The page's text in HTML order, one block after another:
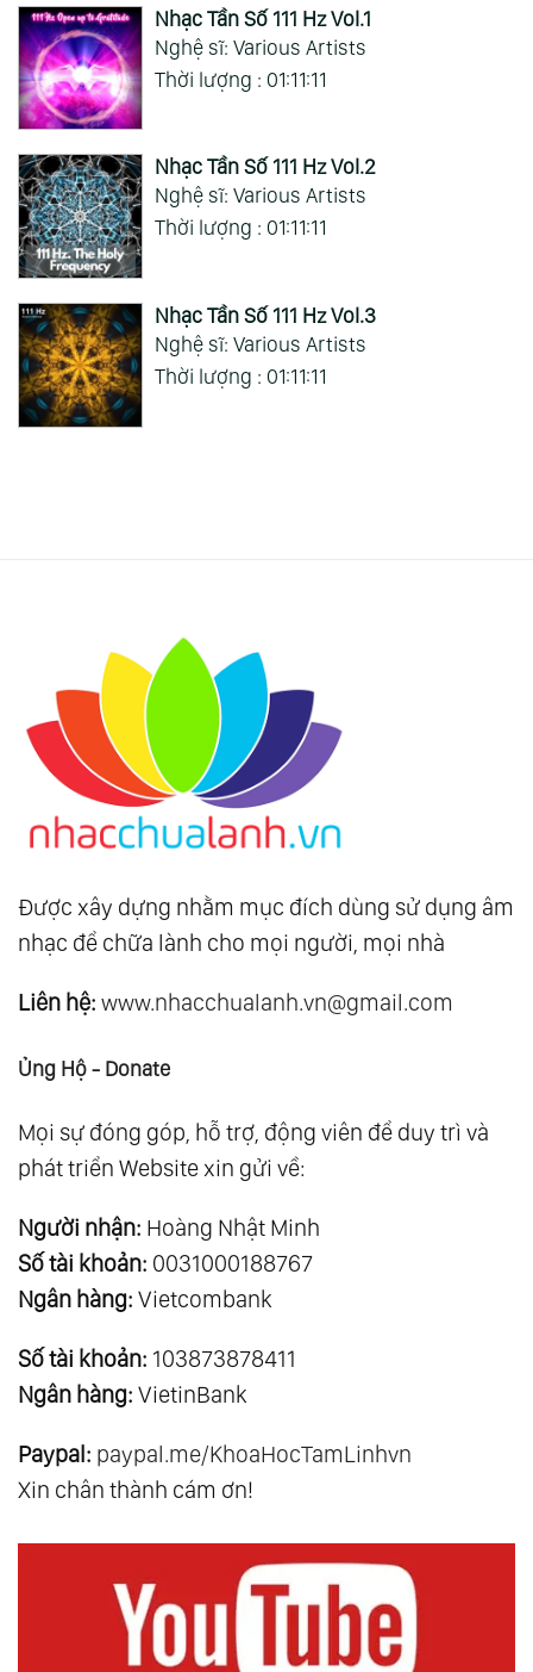
Nhạc Tần Số 111 Hz Vol.1
Nghệ sĩ: Various Artists
Thời lượng : 01:11:11
Nhạc Tần Số 111 Hz Vol.2
Nghệ sĩ: Various Artists
Thời lượng : 01:11:11
Nhạc Tần Số 111 Hz Vol.3
Nghệ sĩ: Various Artists
Thời lượng : 01:11:11
Được xây dựng nhằm mục đích dùng sử dụng âm
nhạc để chữa lành cho mọi người, mọi nhà
Liên hệ: www.nhacchualanh.vn@gmail.com
Ủng Hộ - Donate
Mọi sự đóng góp, hỗ trợ, động viên để duy trì và
phát triển Website xin gửi về:
Người nhận: Hoàng Nhật Minh
Số tài khoản: 0031000188767
Ngân hàng: Vietcombank
Số tài khoản: 103873878411
Ngân hàng: VietinBank
Paypal: paypal.me/KhoaHocTamLinhvn
Xin chân thành cám ơn!